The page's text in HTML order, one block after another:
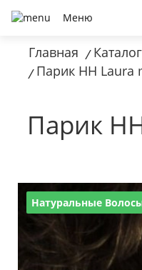
Меню
Главная / Каталог
/ Парик HH Laura
Парик
Натуральные